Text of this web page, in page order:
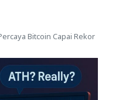
Bitcoin Capai Rekor